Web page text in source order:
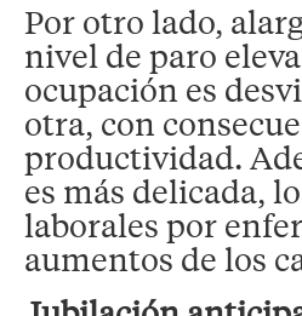
Por otro lado,
nivel de paro
ocupación es
otra, con
productividad.
es más delicada,
laborales por
aumentos de los